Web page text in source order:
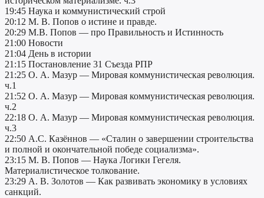
19:45 Наука и коммунистический строй
20:12 М. В. Попов о истине и правде.
20:29 М.В. Попов — про Правильность и Истинность
21:00 Новости
21:04 День в истории
21:15 Постановление 31 Съезда РПР
21:25 О. А. Мазур — Мировая коммунистическая революция.
ч.1
21:52 О. А. Мазур — Мировая коммунистическая революция.
ч.2
22:18 О. А. Мазур — Мировая коммунистическая революция.
ч.3
22:50 А.С. Казённов — «Сталин о завершении строительства
и полной и окончательной победе социализма».
23:15 М. В. Попов — Наука Логики Гегеля.
Материалистическое толкование.
23:29 А. В. Золотов — Как развивать экономику в условиях
санкций.